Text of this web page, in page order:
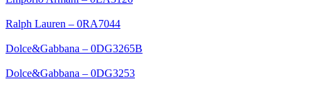
Ralph Lauren – 0RA7044
Dolce&Gabbana – 0DG3265B
Dolce&Gabbana – 0DG3253